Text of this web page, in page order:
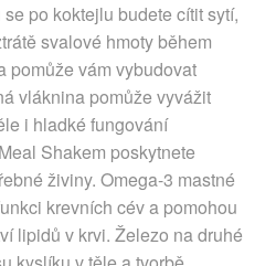
po koktejlu budete cítit sytí,
svalové hmoty během
pomůže vám vybudovat
vláknina pomůže vyvážit
i hladké fungování
Shakem poskytnete
živiny. Omega-3 mastné
krevních cév a pomohou
lipidů v krvi. Železo na druhé